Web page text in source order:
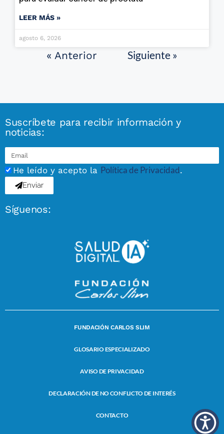
LEER MÁS »
agosto 6, 2026
« Anterior Siguiente »
Suscríbete para recibir información y
noticias:
He leído y acepto la Política de Privacidad.
Enviar
Síguenos:
FUNDACIÓN CARLOS SLIM
GLOSARIO ESPECIALIZADO
AVISO DE PRIVACIDAD
DECLARACIÓN DE NO CONFLICTO DE INTERÉS
CONTACTO